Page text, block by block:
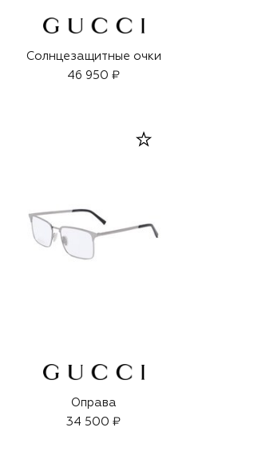
Солнцезащитные очки
46 950 ₽
Оправа
34 500 ₽